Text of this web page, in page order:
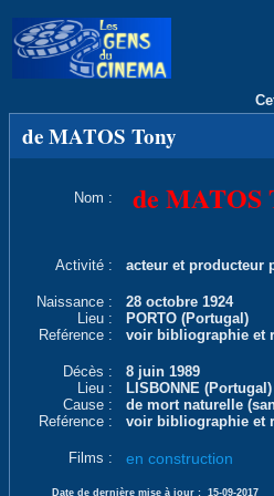
de MATOS Tony
Nom : de MATOS
Activité : acteur et producteur
Naissance :
28 octobre 1924
Lieu :
PORTO (Portugal)
Reférence :
voir bibliographie et
Décès :
8 juin 1989
Lieu :
LISBONNE (Portugal)
Cause :
de mort naturelle
Reférence :
voir bibliographie et
Films : en construction
Date de dernière mise à jour : 15-09-2017